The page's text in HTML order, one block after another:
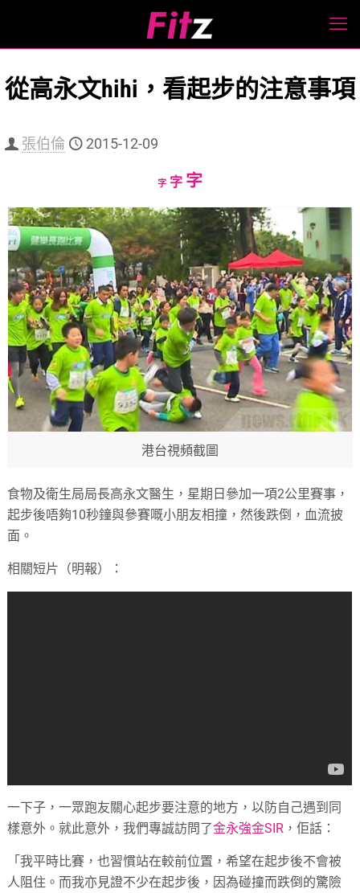
從高永文hihi，看起步的注意事項
張伯倫 2015-12-09
字Decrease
size.
字Reset
size.
字Increase
size.
港台視頻截圖
食物及衛生局局長高永文醫生，星期日參加一項2公里賽事，
起步後唔夠10秒鐘與參賽嘅小朋友相撞，然後跌倒，血流披
面。
相關短片（明報）：
一下子，一眾跑友關心起步要注意的地方，以防自己遇到同
樣意外。就此意外，我們專誠訪問了金永強金SIR ，佢話：
「我平時比賽，也習慣站在較前位置，希望在起步後不會被
人阻住。而我亦見證不少在起步後，因為碰撞而跌倒的驚險